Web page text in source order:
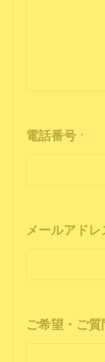
電話番号 *
メールアドレ
ご希望・ご